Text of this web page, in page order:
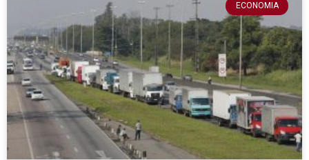
ECONOMIA